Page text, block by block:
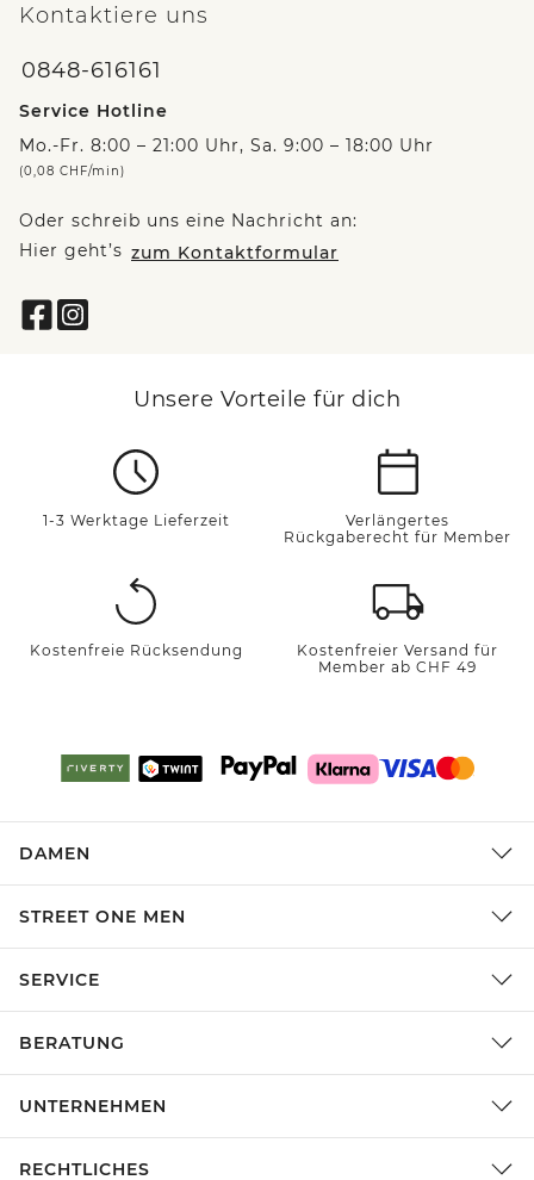
Kontaktiere uns
0848-616161
Service Hotline
Mo.-Fr. 8:00 – 21:00 Uhr, Sa. 9:00 – 18:00 Uhr
(0,08 CHF/min)
Oder schreib uns eine Nachricht an:
Hier geht’s zum Kontaktformular
Unsere Vorteile für dich
1-3 Werktage Lieferzeit
Verlängertes
Rückgaberecht für Member
Kostenfreie Rücksendung
Kostenfreier Versand für
Member ab CHF 49
DAMEN
STREET ONE MEN
SERVICE
BERATUNG
UNTERNEHMEN
RECHTLICHES